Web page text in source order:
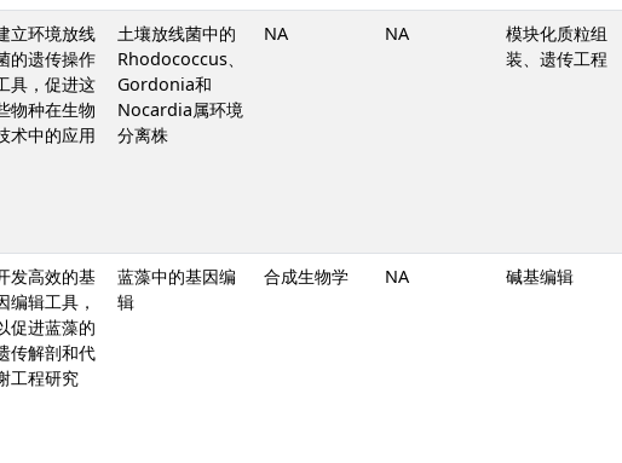
立环境放线
的遗传操作
具，促进这
物种在生物
术中的应用
土壤放线菌中的
Rhodococcus、
Gordonia和
Nocardia属环境
分离株
NA NA
模块化质粒组
装、遗传工程
发高效的基
编辑工具，
促进蓝藻的
传解剖和代
工程研究
蓝藻中的基因编
辑
合成生物学 NA 碱基编辑